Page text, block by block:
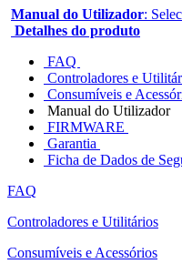
Manual do Utilizador:
Detalhes do produto
FAQ
Controladores e
Consumíveis e
Manual do Utilizador
FIRMWARE
Garantia
Ficha de Dados de
FAQ
Controladores e Utilitários
Consumíveis e Acessórios